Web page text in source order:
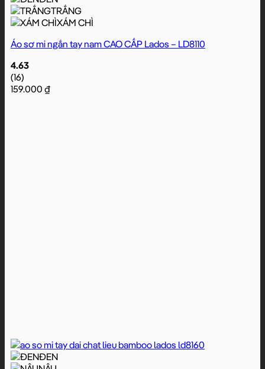
TRẮNG
XÁM CHÌ
Áo sơ mi ngắn tay nam CAO CẤP Lados – LD8110
4.63
(16)
159.000 ₫
ĐEN